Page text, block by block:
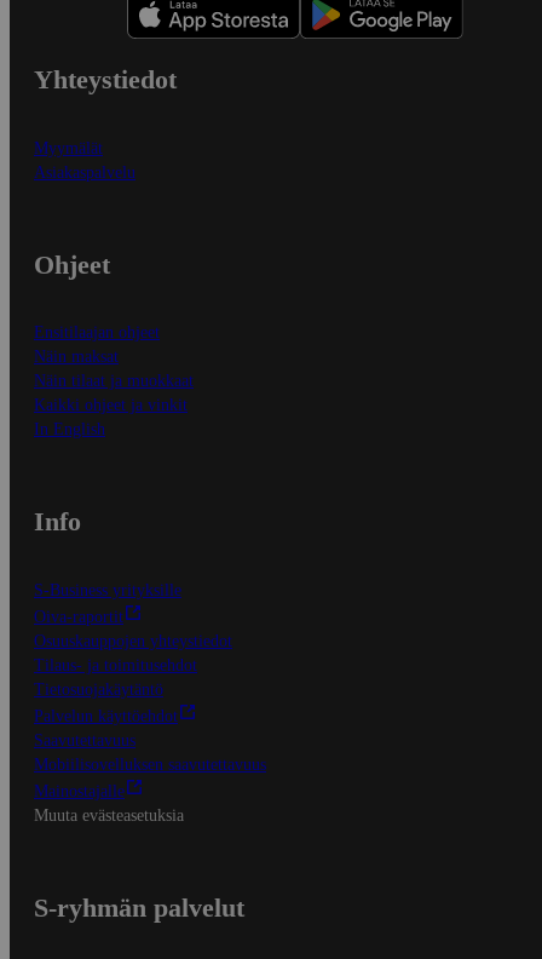
Yhteystiedot
Myymälät
Asiakaspalvelu
Ohjeet
Ensitilaajan ohjeet
Näin maksat
Näin tilaat ja muokkaat
Kaikki ohjeet ja vinkit
In English
Info
S-Business yrityksille
Oiva-raportit
Osuuskauppojen yhteystiedot
Tilaus- ja toimitusehdot
Tietosuojakäytäntö
Palvelun käyttöehdot
Saavutettavuus
Mobiilisovelluksen saavutettavuus
Mainostajalle
Muuta evästeasetuksia
S-ryhmän palvelut